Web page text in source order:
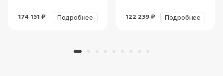
174 151 ₽ Подробнее 122 239 ₽ Подробнее